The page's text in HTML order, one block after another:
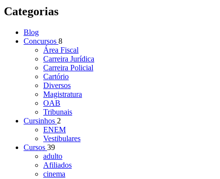
Categorias
Blog
Concursos 8
Área Fiscal
Carreira Jurídica
Carreira Policial
Cartório
Diversos
Magistratura
OAB
Tribunais
Cursinhos 2
ENEM
Vestibulares
Cursos 39
adulto
Afiliados
cinema